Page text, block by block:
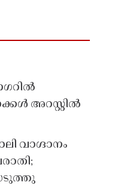
അറസ്റ്റിൽ
വാഗ്ദാനം